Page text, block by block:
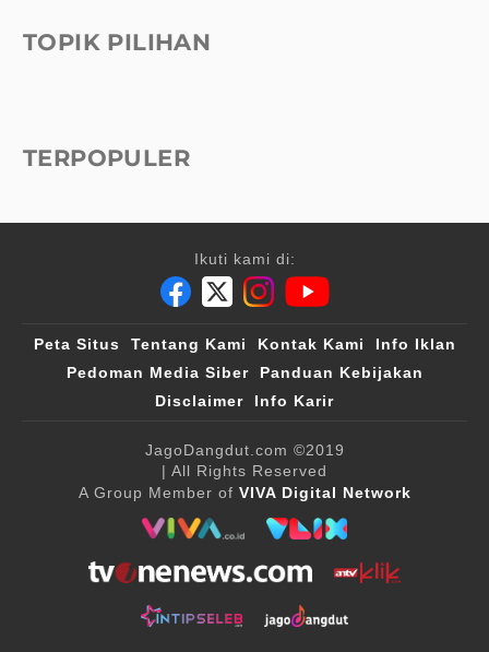
TOPIK PILIHAN
TERPOPULER
Ikuti kami di:
Peta Situs Tentang Kami Kontak Kami
Info Iklan
Pedoman Media Siber
Panduan Kebijakan
Disclaimer
Info Karir
JagoDangdut.com ©2019
| All Rights Reserved
A Group Member of VIVA Digital Network